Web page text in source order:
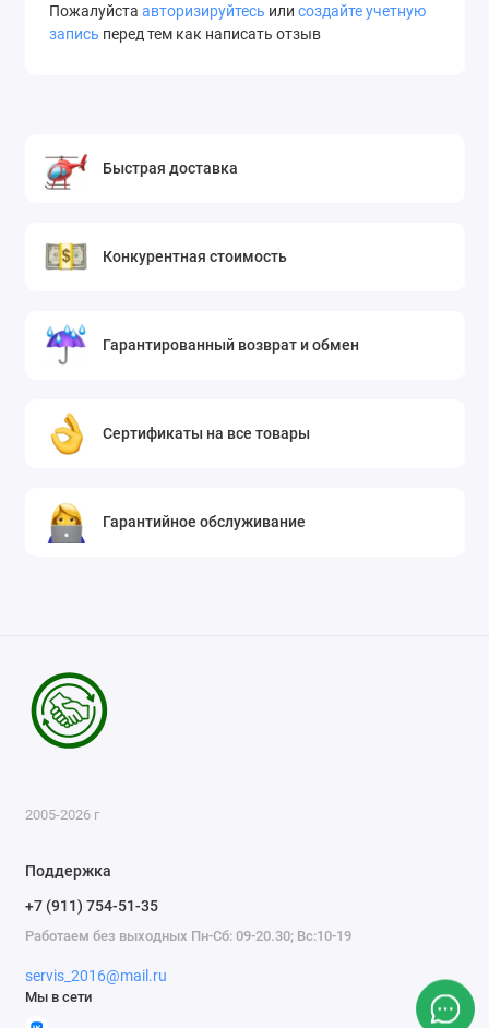
Пожалуйста авторизируйтесь или создайте учетную
запись перед тем как написать отзыв
Быстрая доставка
Конкурентная стоимость
Гарантированный возврат и обмен
Сертификаты на все товары
Гарантийное обслуживание
2005-2026 г
Поддержка
+7 (911) 754-51-35
Работаем без выходных Пн-Сб: 09-20.30; Вс:10-19
servis_2016@mail.ru
Мы в сети